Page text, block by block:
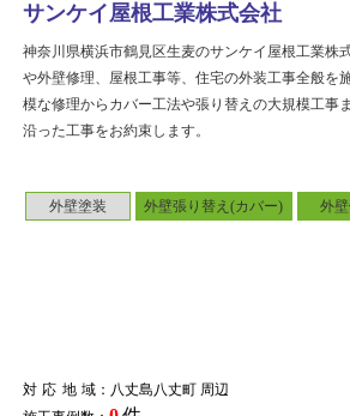
外壁塗装 外壁張り替え(カバー) 外
対応地域：八丈島八丈町 周辺
サンケイ屋根工業株式会社
神奈川県横浜市鶴見区生麦のサンケイ屋根工業株
や外壁修理、屋根工事等、住宅の外装工事全般を
模な修理からカバー工法や張り替えの大規模工事
沿った工事をお約束します。